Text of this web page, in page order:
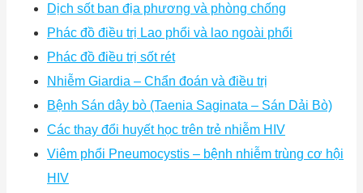
Dịch sốt ban địa phương và phòng chống
Phác đồ điều trị Lao phổi và lao ngoài phổi
Phác đồ điều trị sốt rét
Nhiễm Giardia – Chẩn đoán và điều trị
Bệnh Sán dây bò (Taenia Saginata – Sán Dải Bò)
Các thay đổi huyết học trên trẻ nhiễm HIV
Viêm phổi Pneumocystis – bệnh nhiễm trùng cơ hội
HIV